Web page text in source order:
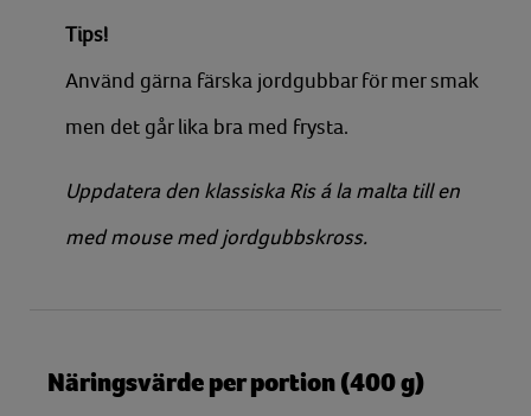
Tips!
Använd gärna färska jordgubbar för mer smak
men det går lika bra med frysta.
Uppdatera den klassiska Ris á la malta till en
med mouse med jordgubbskross.
Näringsvärde per portion (400 g)